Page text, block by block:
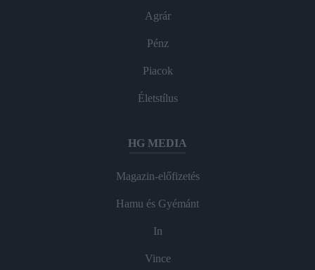
Agrár
Pénz
Piacok
Életstílus
HG MEDIA
Magazin-előfizetés
Hamu és Gyémánt
In
Vince